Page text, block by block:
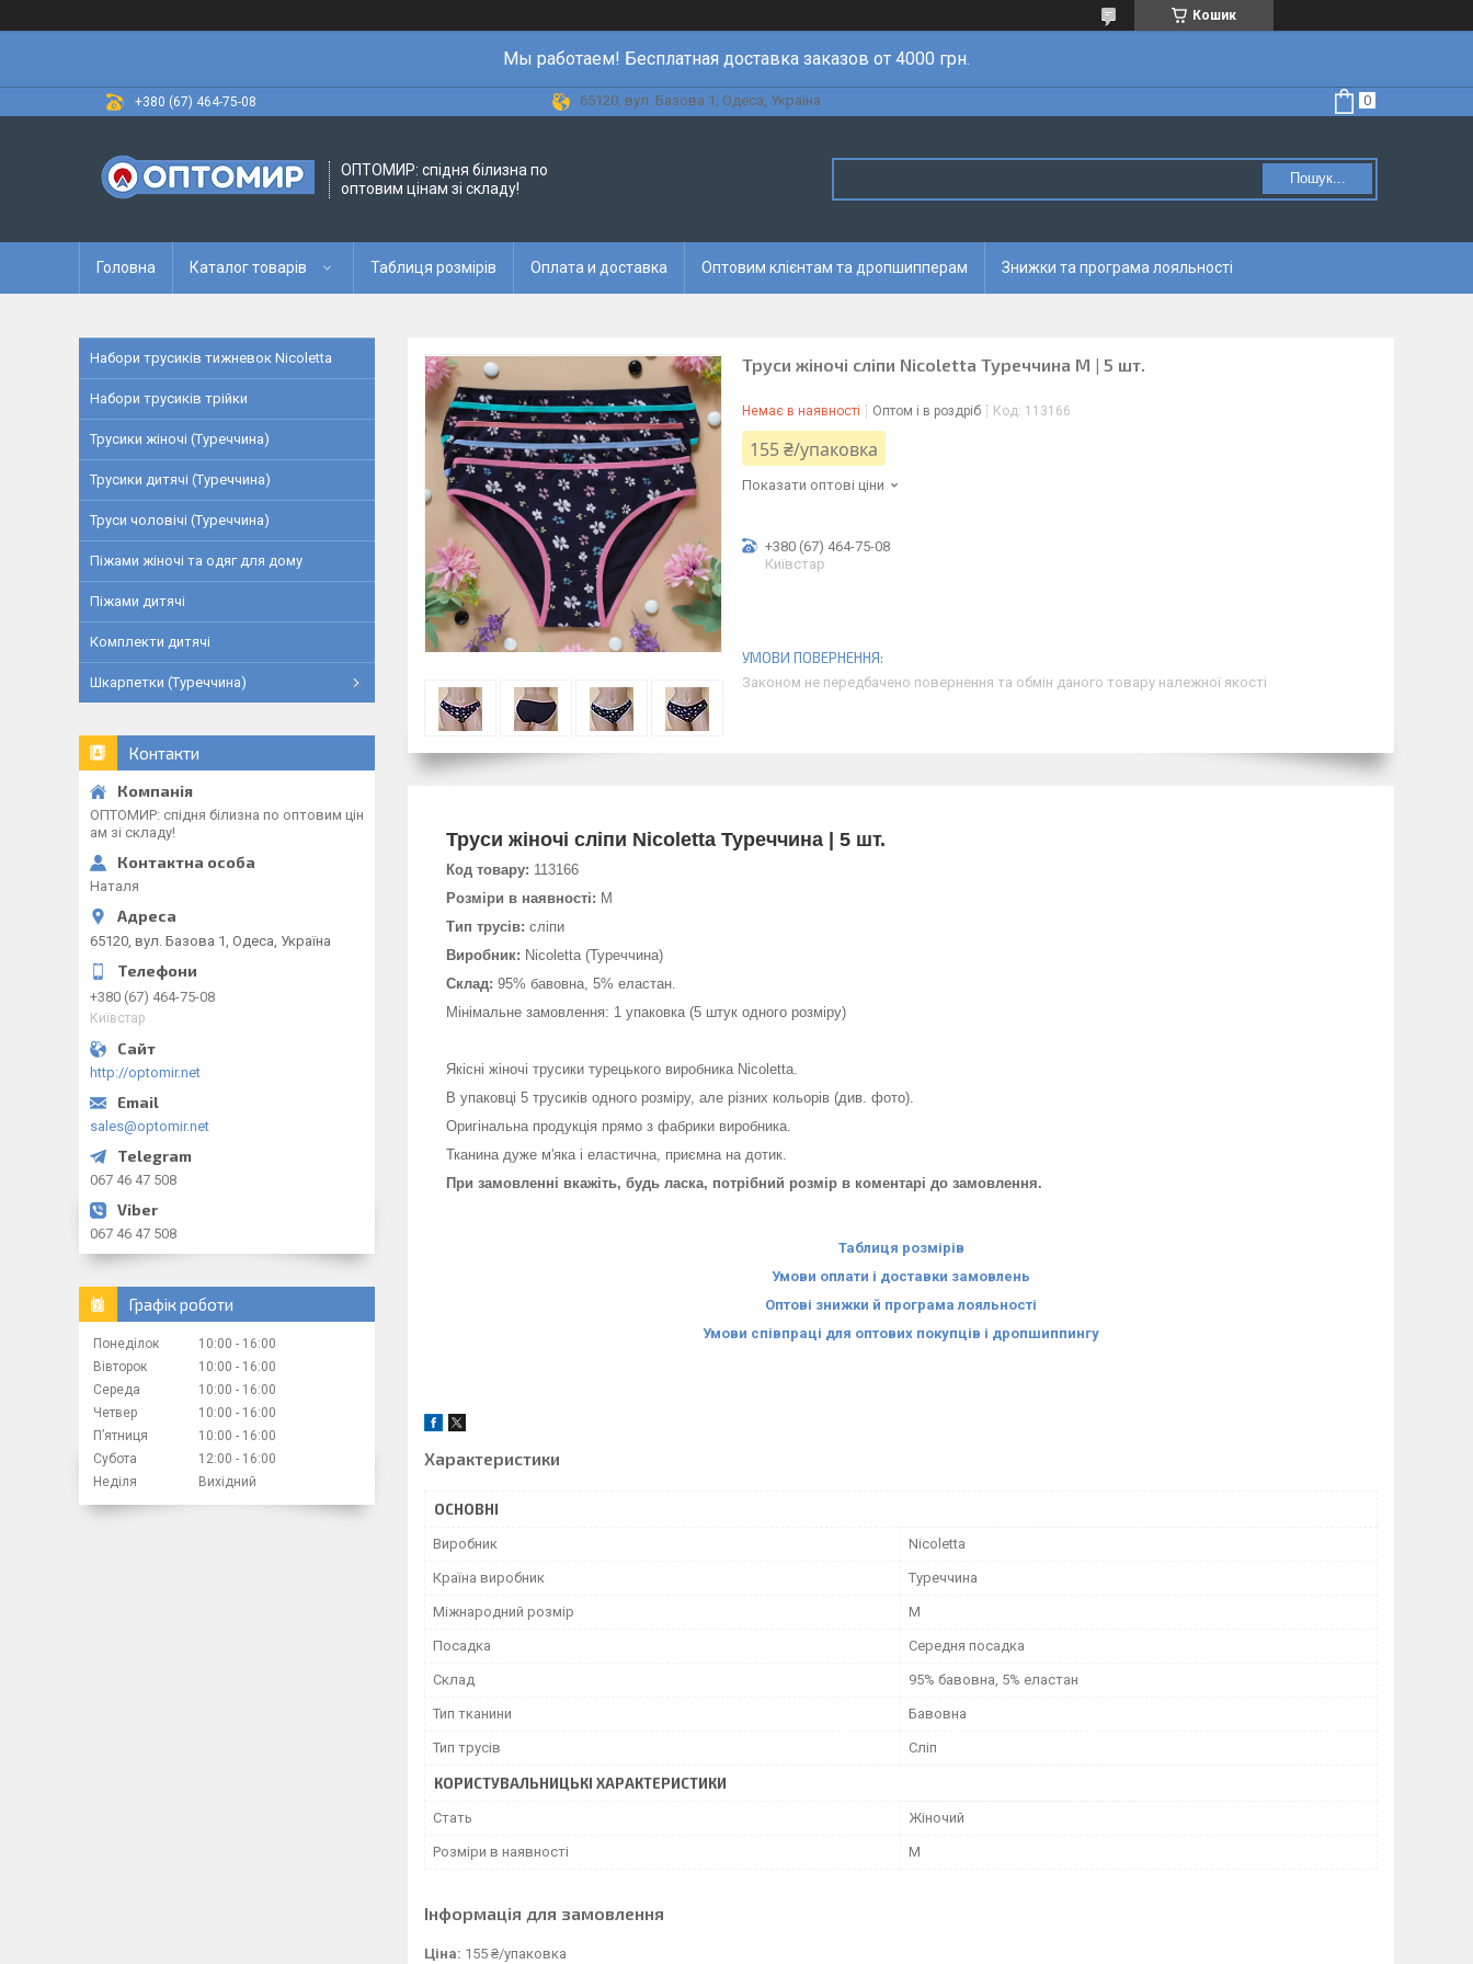
Кошик
Мы работаем! Бесплатная доставка заказов от 4000 грн.
+380 (67) 464-75-08 65120, вул. Базова 1, Одеса, Україна
ОПТОМИР: спідня білизна по
оптовим цінам зі складу!
Пошук...
Головна Каталог товарів Таблиця розмірів Оплата и доставка Оптовим клієнтам та дропшипперам Знижки та програма лояльності
Труси жіночі сліпи Nicoletta Туреччина M | 5 шт.
Немає в наявності Оптом і в роздріб Код: 113166
155 ₴/упаковка
Показати оптові ціни
+380 (67) 464-75-08
Київстар
Законом не передбачено повернення та обмін даного товару належної якості
Труси жіночі сліпи Nicoletta Туреччина | 5 шт.
Код товару: 113166
Розміри в наявності: M
Тип трусів: сліпи
Виробник: Nicoletta (Туреччина)
Склад: 95% бавовна, 5% еластан.
Мінімальне замовлення: 1 упаковка (5 штук одного розміру)
Якісні жіночі трусики турецького виробника Nicoletta.
В упаковці 5 трусиків одного розміру, але різних кольорів (див. фото).
Оригінальна продукція прямо з фабрики виробника.
Тканина дуже м'яка і еластична, приємна на дотик.
При замовленні вкажіть, будь ласка, потрібний розмір в коментарі до замовлення.
Таблиця розмірів
Умови оплати і доставки замовлень
Оптові знижки й програма лояльності
Умови співпраці для оптових покупців і дропшиппингу
Характеристики
ОСНОВНІ
Виробник Nicoletta
Країна виробник Туреччина
Міжнародний розмір M
Посадка Середня посадка
Склад 95% бавовна, 5% еластан
Тип тканини Бавовна
Тип трусів Сліп
КОРИСТУВАЛЬНИЦЬКІ ХАРАКТЕРИСТИКИ
Cтать Жіночий
Розміри в наявності M
Інформація для замовлення
Ціна: 155 ₴/упаковка
Набори трусиків тижневок Nicoletta
Набори трусиків трійки
Трусики жіночі (Туреччина)
Трусики дитячі (Туреччина)
Труси чоловічі (Туреччина)
Піжами жіночі та одяг для дому
Піжами дитячі
Комплекти дитячі
Шкарпетки (Туреччина)
Контакти
ОПТОМИР: спідня білизна по оптовим цін
ам зі складу!
Наталя
65120, вул. Базова 1, Одеса, Україна
+380 (67) 464-75-08
Київстар
http://optomir.net
sales@optomir.net
067 46 47 508
067 46 47 508
Графік роботи
Понеділок 10:00
16:00
Вівторок
10:00
16:00
Середа
10:00
16:00
Четвер
10:00
16:00
Пʼятниця
10:00
16:00
Субота
12:00
16:00
Неділя
Вихідний